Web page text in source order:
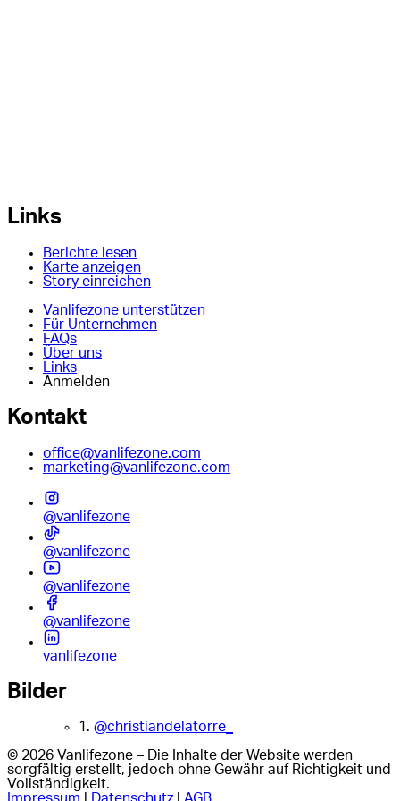
Links
Berichte lesen
Karte anzeigen
Story einreichen
Vanlifezone unterstützen
Für Unternehmen
FAQs
Über uns
Links
Anmelden
Kontakt
office@vanlifezone.com
marketing@vanlifezone.com
@vanlifezone
@vanlifezone
@vanlifezone
@vanlifezone
vanlifezone
Bilder
1. @christiandelatorre_
© 2026 Vanlifezone – Die Inhalte der Website werden
sorgfältig erstellt, jedoch ohne Gewähr auf Richtigkeit und
Vollständigkeit.